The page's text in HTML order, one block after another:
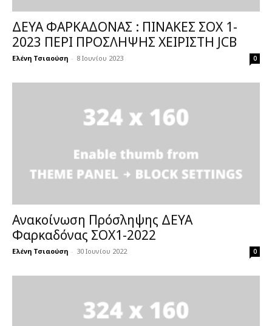
ΔΕΥΑ ΦΑΡΚΑΔΟΝΑΣ : ΠΙΝΑΚΕΣ ΣΟΧ 1-
2023 ΠΕΡΙ ΠΡΟΣΛΗΨΗΣ ΧΕΙΡΙΣΤΗ JCB
Ελένη Τσιαούση - 8 Ιουνίου 2023 0
Ανακοίνωση Πρόσληψης ΔΕΥΑ
Φαρκαδόνας ΣΟΧ1-2022
Ελένη Τσιαούση - 30 Ιουνίου 2022 0